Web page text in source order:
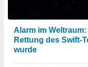
Alarm im
Rettung des Swift-
wurde